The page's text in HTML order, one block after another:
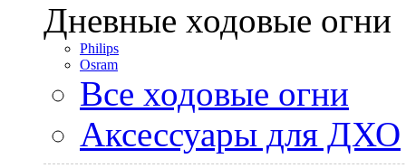
Дневные ходовые огни
Philips
Osram
Все ходовые огни
Аксессуары для ДХО